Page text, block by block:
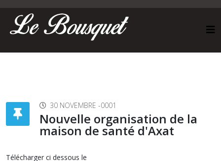
30 NOVEMBRE -0001
Nouvelle organisation de la
maison de santé d'Axat
Télécharger ci dessous le